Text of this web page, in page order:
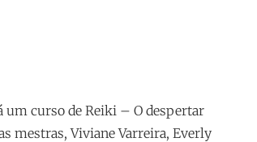
um curso de Reiki – O despertar
mestras, Viviane Varreira, Everly